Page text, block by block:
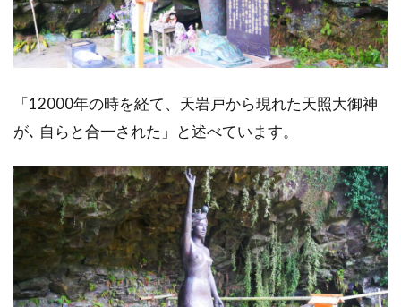
「12000年の時を経て、天岩戸から現れた天照大御神
が､ 自らと合一された」と述べています。